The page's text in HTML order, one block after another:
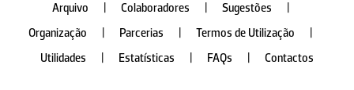
Arquivo Colaboradores Sugestões
Organização
Parcerias Termos de Utilização
Utilidades
Estatísticas FAQs Contactos